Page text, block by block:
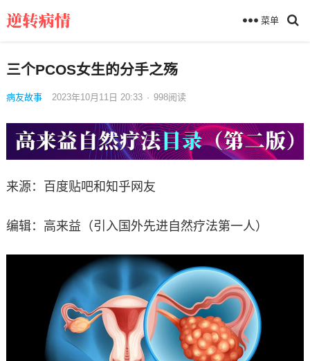
菜单
三个PCOS女生的分手之殇
病友故事 2023年10月11日 20:33 · 998阅读
来源：百度贴吧和知乎网友
编辑：高来益（引入国外先进自然疗法第一人）